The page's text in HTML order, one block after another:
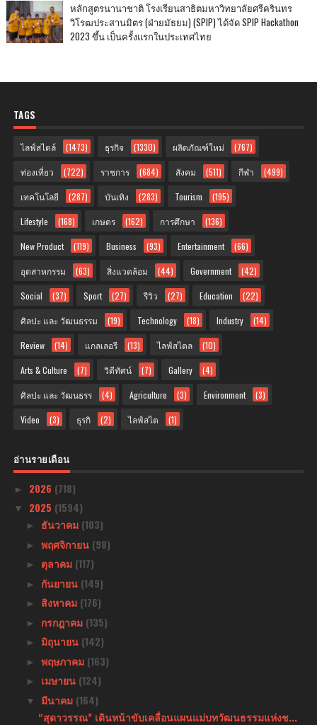
หลักสูตรนานาชาติ โรงเรียนสาธิตมหาวิทยาลัยศรีครินทร
วิโรฒประสานมิตร (ฝ่ายมัธยม) (SPIP) ได้จัด SPIP Hackathon
2023 ขึ้น เป็นครั้งแรกในประเทศไทย
TAGS
ไลฟ์สไตล์ (1473) ธุรกิจ (1330) ผลิตภัณฑ์ใหม่ (767)
ท่องเที่ยว (722) ราชการ (684) สังคม (511) กีฬา (499)
เทคโนโลยี (287) บันเทิง (283) Tourism (195)
Lifestyle (168) เกษตร (162) การศึกษา (136)
New Product (119) Business (93) Entertainment (66)
อุตสาหกรรม (63) สิ่งแวดล้อม (44) Government (42)
Social (37) Sport (27) รีวิว (27) Education (22)
ศิลปะ และ วัฒนธรรม (19) Technology (18) Industry (14)
Review (14) แกลเลอรี (13) ไลฟ์สไตล (10)
Arts & Culture (7) วิดีทัศน์ (7) Gallery (4)
ศิลปะ และ วัฒนธรร (4) Agriculture (3) Environment (3)
Video (3) ธุรกิ (2) ไลฟ์สไต (1)
อ่านรายเดือน
► 2026 (718)
▼ 2025 (1594)
► ธันวาคม (103)
► พฤศจิกายน (98)
► ตุลาคม (117)
► กันยายน (149)
► สิงหาคม (176)
► กรกฎาคม (135)
► มิถุนายน (142)
► พฤษภาคม (163)
► เมษายน (124)
▼ มีนาคม (164)
“สุดาวรรณ” เดินหน้าขับเคลื่อนแผนแม่บทวัฒนธรรมแห่งช...